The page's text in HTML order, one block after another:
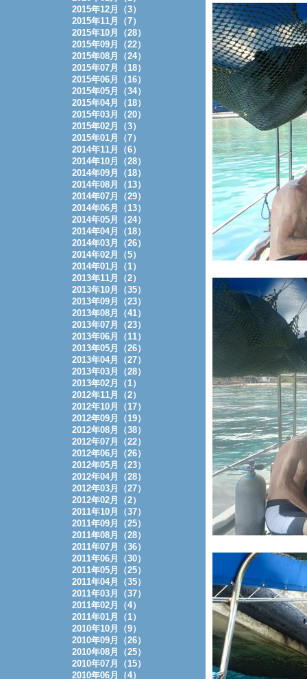
2015年12月（3）
2015年11月（7）
2015年10月（28）
2015年09月（22）
2015年08月（24）
2015年07月（18）
2015年06月（16）
2015年05月（34）
2015年04月（18）
2015年03月（20）
2015年02月（3）
2015年01月（7）
2014年11月（6）
2014年10月（28）
2014年09月（18）
2014年08月（13）
2014年07月（29）
2014年06月（13）
2014年05月（24）
2014年04月（18）
2014年03月（26）
2014年02月（5）
2014年01月（1）
2013年11月（2）
2013年10月（35）
2013年09月（23）
2013年08月（41）
2013年07月（23）
2013年06月（11）
2013年05月（26）
2013年04月（27）
2013年03月（28）
2013年02月（1）
2012年11月（2）
2012年10月（17）
2012年09月（19）
2012年08月（38）
2012年07月（22）
2012年06月（26）
2012年05月（23）
2012年04月（28）
2012年03月（27）
2012年02月（2）
2011年10月（37）
2011年09月（25）
2011年08月（28）
2011年07月（36）
2011年06月（30）
2011年05月（25）
2011年04月（35）
2011年03月（37）
2011年02月（4）
2011年01月（1）
2010年10月（9）
2010年09月（26）
2010年08月（25）
2010年07月（15）
2010年06月（4）